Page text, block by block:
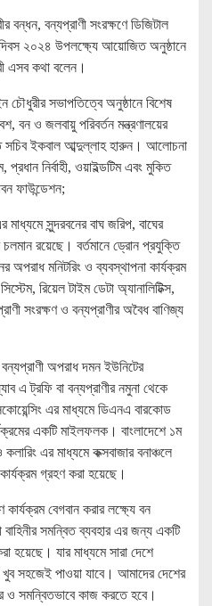
বন্ধন, বন্যপ্রাণী সংরক্ষণে ডিজিটাল
২০২৪ উপলক্ষ্যে আয়োজিত অনুষ্ঠানে
এসব কথা বলেন।
সভাপতিত্বে অনুষ্ঠানে বিশেষ
বন ও জলবায়ু পরিবর্তন মন্ত্রণালয়ের
সচিব ইকবাল আব্দুল্লাহ হারুন। আলোচনা
নির্বাহী, ওয়াইল্ডটিম এবং মুকিত
ফাউন্ডেশন;
মাধ্যমে সুন্দরবনের বাঘ জরিপ, বাঘের
চলমান রয়েছে। বর্তমানে ড্রোন প্রযুক্তি
অপরাধ মনিটরিং ও ব্যবস্থাপনা কার্যক্রম
রিয়েল টাইম ডেটা অ্যানালিটিক্স,
সংরক্ষণ ও বন্যপ্রাণীর অবৈধ বাণিজ্য
অপরাধ দমন ইউনিটের
এ ট্রফি বা বন্যপ্রাণীর নমুনা থেকে
এর মাধ্যমে ডিএনএ বারকোড
একটি মাইলফলক। বাংলাদেশে ১ম
এর মাধ্যমে কক্সবাজার বনাঞ্চলে
গ্রহণ করা হয়েছে।
কার্যক্রম বেগবান করার লক্ষ্যে বন
সমন্বিত ব্যবহার এর জন্য একটি
হয়েছে। যার মাধ্যমে সারা দেশে
সহজেই পাওয়া যাবে। আমাদের দেশের
ও সমন্বিতভাবে কাজ করতে হবে।